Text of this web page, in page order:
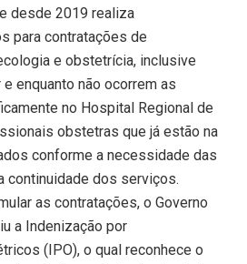
desde 2019 realiza
para contratações de
e obstetrícia, inclusive
enquanto não ocorrem as
no Hospital Regional de
obstetras que já estão na
conforme a necessidade das
continuidade dos serviços.
as contratações, o Governo
a Indenização por
(IPO), o qual reconhece o